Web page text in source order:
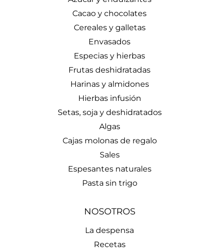
Cacao y chocolates
Cereales y galletas
Envasados
Especias y hierbas
Frutas deshidratadas
Harinas y almidones
Hierbas infusión
Setas, soja y deshidratados
Algas
Cajas molonas de regalo
Sales
Espesantes naturales
Pasta sin trigo
NOSOTROS
La despensa
Recetas